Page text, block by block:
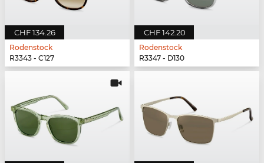
CHF 134.26
Rodenstock
R3343 - C127
CHF 142.20
Rodenstock
R3347 - D130